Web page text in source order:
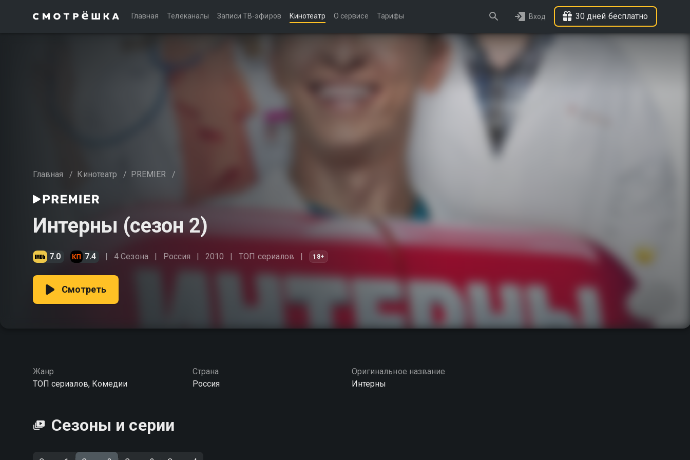
Главная Телеканалы Записи ТВ-эфиров Кинотеатр О сервисе Тарифы Вход 30 дней бесплатно
Главная / Кинотеатр / PREMIER /
Интерны (сезон 2)
7.0 7.4 4 Сезона Россия 2010 ТОП сериалов 18+
Смотреть
Жанр
ТОП сериалов, Комедии
Страна
Россия
Оригинальное название
Интерны
Сезоны и серии